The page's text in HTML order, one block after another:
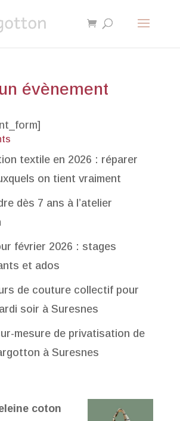
évènement
textile en 2026 : réparer
on tient vraiment
dès 7 ans à l’atelier
février 2026 : stages
et ados
de couture collectif pour
soir à Suresnes
mesure de privatisation de
à Suresnes
coton